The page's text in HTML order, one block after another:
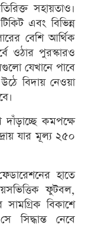
সহায়তাও।
এবং বিভিন্ন
বেশি আর্থিক
ওঠার পুরস্কারও
যেখানে পাবে
বিদায় নেওয়া
দাঁড়াচ্ছে কমপক্ষে
যার মূল্য ২৫০
হাতে
ফুটবল,
বিকাশে
নেবে